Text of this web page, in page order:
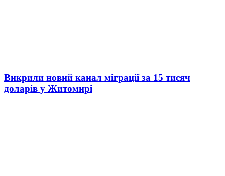
Викрили новий канал міграції за 15 тисяч
доларів у Житомирі